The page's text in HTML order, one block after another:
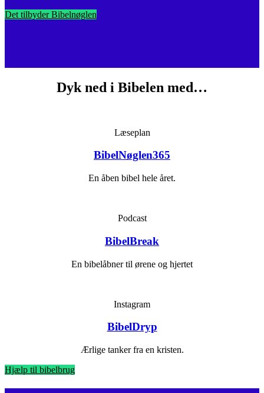
Det tilbyder Bibelnøglen
Dyk ned i Bibelen med…
Læseplan
BibelNøglen365
En åben bibel hele året.
Podcast
BibelBreak
En bibelåbner til ørene og hjertet
Instagram
BibelDryp
Ærlige tanker fra en kristen.
Hjælp til bibelbrug